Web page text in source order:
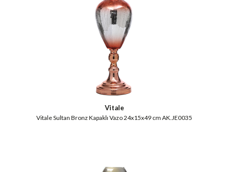
Vitale
Vitale Sultan Bronz Kapaklı Vazo 24x15x49 cm AK.JE0035